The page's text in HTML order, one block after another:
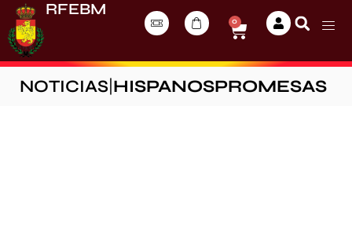
RFEBM
0
NOTICIAS HISPANOSPROMESAS